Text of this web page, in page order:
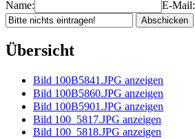
Name: E-Mail:
Übersicht
Bild 100B5841.JPG anzeigen
Bild 100B5860.JPG anzeigen
Bild 100B5901.JPG anzeigen
Bild 100_5817.JPG anzeigen
Bild 100_5818.JPG anzeigen